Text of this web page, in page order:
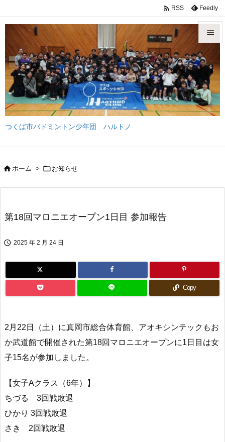
つくば市バドミントン少年団 ハルトノ


メニュ

サイド

前へ
 RSS Feedly
ホーム >  お知らせ
第18回マロニエオープン1日目 参加報告
 2025 年 2 月 24 日
Copy
2月22日（土）に真岡市総合体育館、アオキシンテックもお
か武道館で開催された第18回マロニエオープンに1日目は女
子15名が参加しました。
【女子Aクラス（6年）】
ちづる 3回戦敗退
ひかり 3回戦敗退
さき 2回戦敗退